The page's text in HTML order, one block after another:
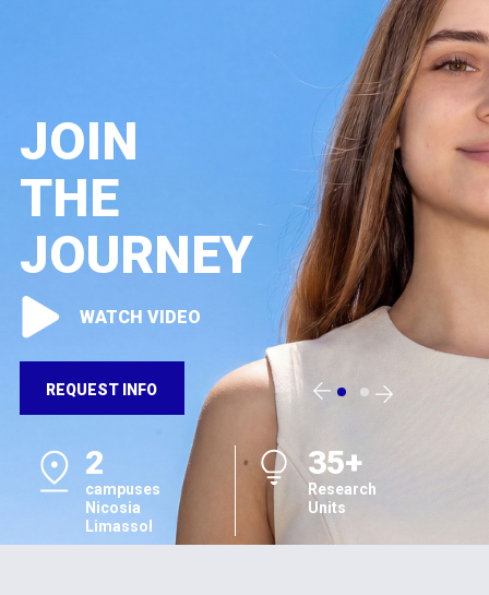
JOIN
THE
JOURNEY
WATCH VIDEO
REQUEST INFO
2
campuses
Nicosia
Limassol
35+
Research
Units